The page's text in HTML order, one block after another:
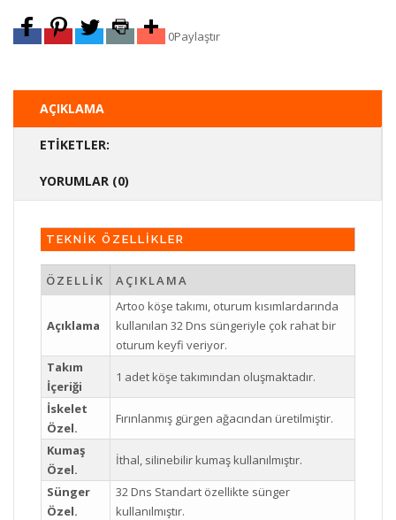
0Paylaştır
AÇIKLAMA
ETIKETLER:
YORUMLAR (0)
TEKNİK ÖZELLİKLER
ÖZELLİK AÇIKLAMA
Açıklama
Artoo köşe takımı, oturum kısımlardarında
kullanılan 32 Dns süngeriyle çok rahat bir
oturum keyfi veriyor.
Takım
İçeriği
1 adet köşe takımından oluşmaktadır.
İskelet
Özel.
Fırınlanmış gürgen ağacından üretilmiştir.
Kumaş
Özel.
İthal, silinebilir kumaş kullanılmıştır.
Sünger
Özel.
32 Dns Standart özellikte sünger
kullanılmıştır.